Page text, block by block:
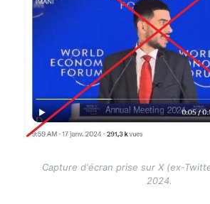
Capture d'écran prise sur X (ex-
2024.